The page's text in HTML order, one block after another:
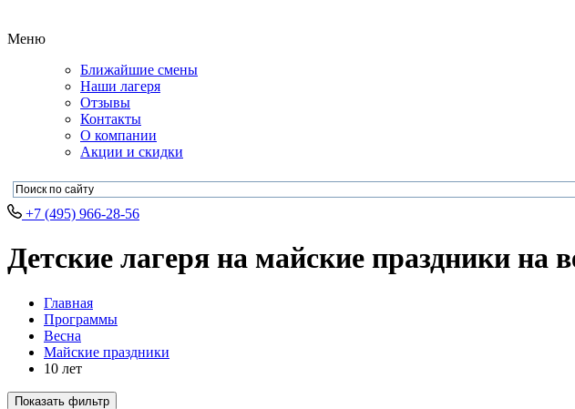
Меню
Ближайшие смены
Наши лагеря
Отзывы
Контакты
О компании
Акции и скидки
+7 (495) 966-28-56
Детские лагеря на майские праздники на
Главная
Программы
Весна
Майские праздники
10 лет
Показать фильтр